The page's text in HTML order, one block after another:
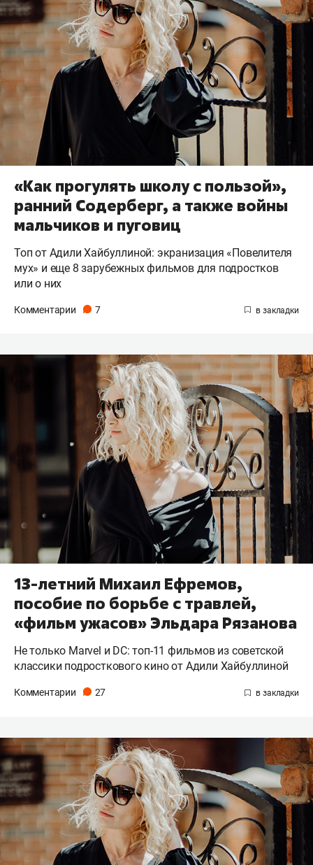
«Как прогулять школу с пользой»,
ранний Содерберг, а также войны
мальчиков и пуговиц
Топ от Адили Хайбуллиной: экранизация «Повелителя
мух» и еще 8 зарубежных фильмов для подростков
или о них
Комментарии 7
13-летний Михаил Ефремов,
пособие по борьбе с травлей,
«фильм ужасов» Эльдара Рязанова
Не только Marvel и DC: топ-11 фильмов из советской
классики подросткового кино от Адили Хайбуллиной
Комментарии 27